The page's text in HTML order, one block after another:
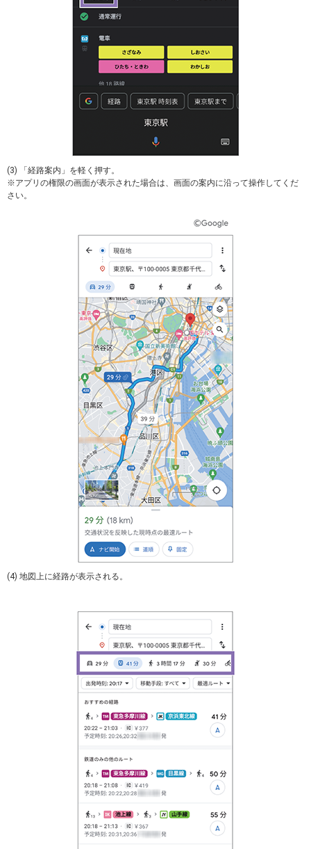
(3) 「経路案内」を軽く押す。
※アプリの権限の画面が表示された場合は、画面の案内に沿って操作してくだ
さい。
(4) 地図上に経路が表示される。